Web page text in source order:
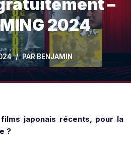
–
2024
PARBENJAMIN
japonais récents, pour la
?